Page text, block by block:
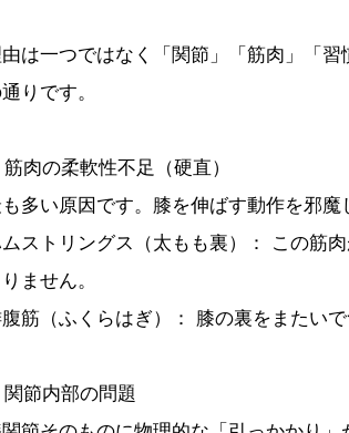
は一つではなく「関節」「筋肉」「
りです。
肉の柔軟性不足（硬直）
多い原因です。膝を伸ばす動作を邪魔
ストリングス（太もも裏）： この筋
ません。
筋（ふくらはぎ）： 膝の裏をまたい
関節内部の問題